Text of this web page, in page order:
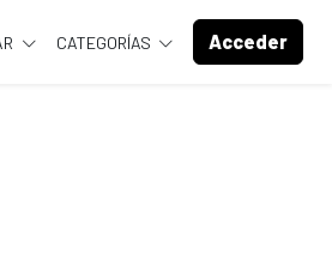
CATEGORÍAS Acceder